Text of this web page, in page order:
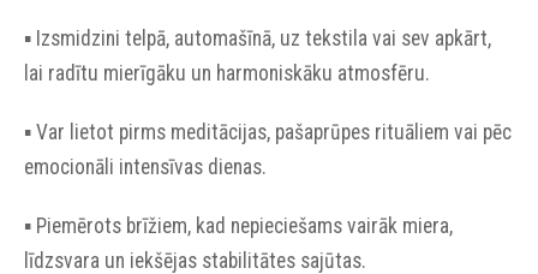
▪︎ Izsmidzini telpā, automašīnā, uz tekstila vai sev apkārt,
lai radītu mierīgāku un harmoniskāku atmosfēru.
▪︎ Var lietot pirms meditācijas, pašaprūpes rituāliem vai pēc
emocionāli intensīvas dienas.
▪︎ Piemērots brīžiem, kad nepieciešams vairāk miera,
līdzsvara un iekšējas stabilitātes sajūtas.